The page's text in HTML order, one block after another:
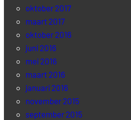
oktober 2017
maart 2017
oktober 2016
juni 2016
mei 2016
maart 2016
januari 2016
november 2015
september 2015